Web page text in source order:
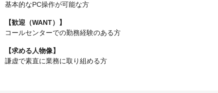
基本的なPC操作が可能な方
【歓迎（WANT）】
コールセンターでの勤務経験のある方
【求める⼈物像】
謙虚で素直に業務に取り組める方